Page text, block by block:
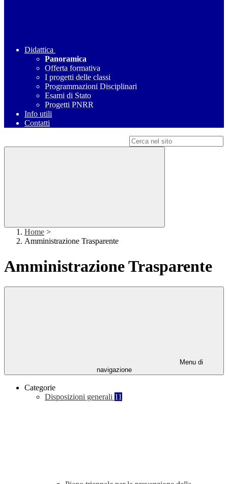
Didattica
Panoramica
Offerta formativa
I progetti delle classi
Programmazioni Disciplinari
Esami di Stato
Progetti PNRR
Info utili
Contatti
Home >
Amministrazione Trasparente
Amministrazione Trasparente
Menu di
navigazione
Categorie
Disposizioni generali 11